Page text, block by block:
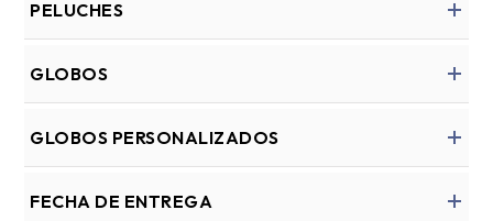
PELUCHES
GLOBOS
GLOBOS PERSONALIZADOS
FECHA DE ENTREGA